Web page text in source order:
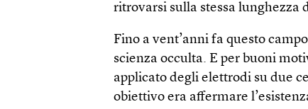
ritrovarsi sulla stessa lunghezza
Fino a vent’anni fa questo
scienza occulta. E per buoni
applicato degli elettrodi su due
obiettivo era affermare